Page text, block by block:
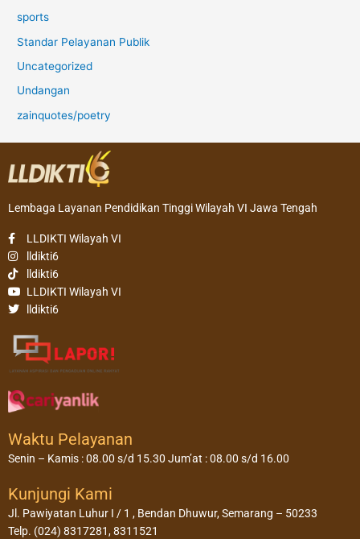
sports
Standar Pelayanan Publik
Uncategorized
Undangan
zainquotes/poetry
Lembaga Layanan Pendidikan Tinggi Wilayah VI Jawa Tengah
LLDIKTI Wilayah VI
lldikti6
lldikti6
LLDIKTI Wilayah VI
lldikti6
Waktu Pelayanan
Senin – Kamis : 08.00 s/d 15.30 Jum’at : 08.00 s/d 16.00
Kunjungi Kami
Jl. Pawiyatan Luhur I / 1 , Bendan Dhuwur, Semarang – 50233
Telp. (024) 8317281, 8311521